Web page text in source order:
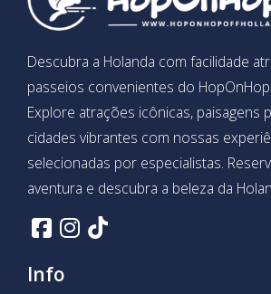
Descubra a Holanda com facilidade
passeios convenientes do
Explore atrações icônicas, paisagens
cidades vibrantes com nossas
selecionadas por especialistas.
aventura e descubra a beleza da
Info